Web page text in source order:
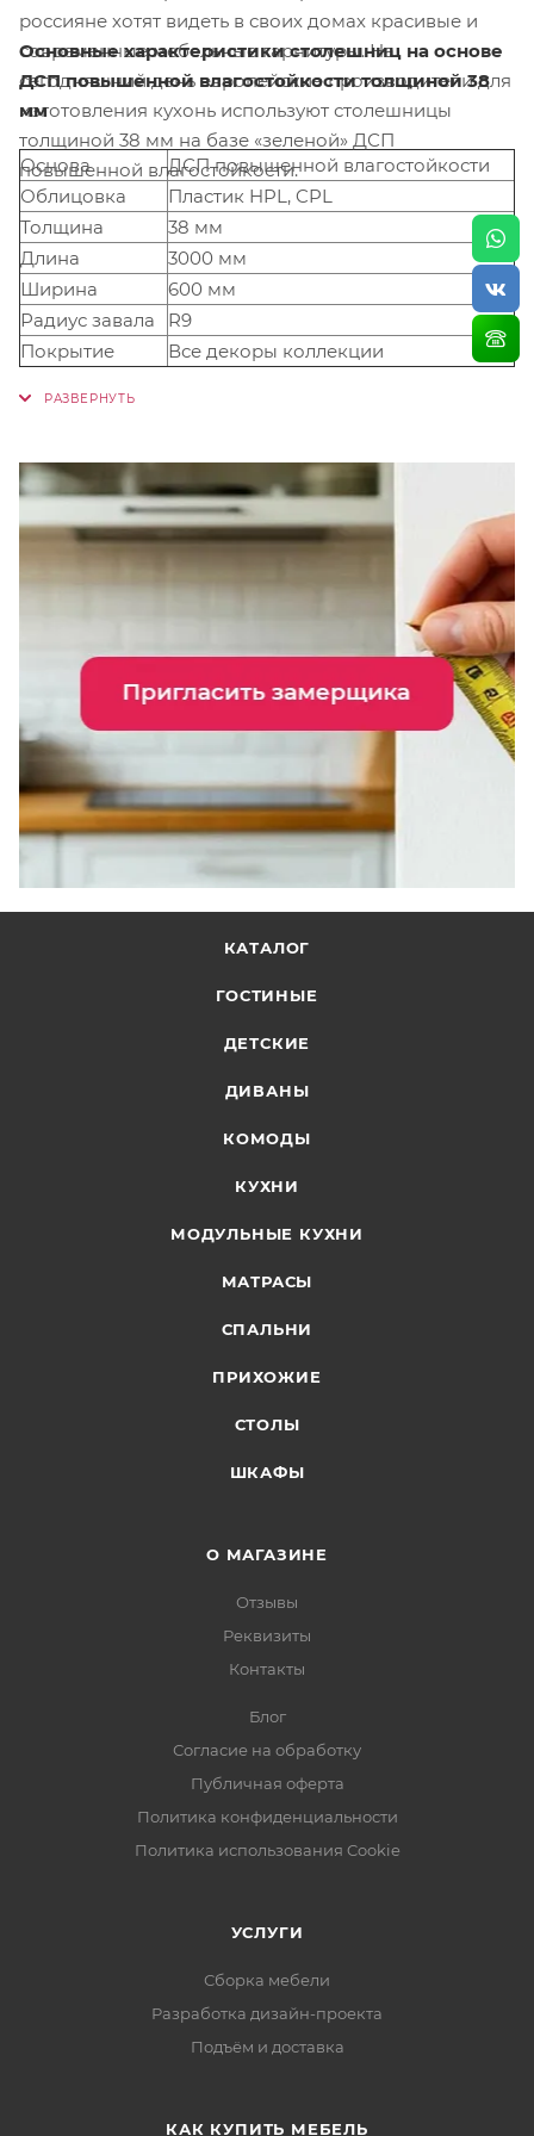
россияне хотят видеть в своих домах красивые и
современные мебельные гарнитуры. На
сегодняшний день европейские производители для
изготовления кухонь используют столешницы
толщиной 38 мм на базе «зеленой» ДСП
повышенной влагостойкости.
Основные характеристики столешниц на основе
ДСП повышенной влагостойкости толщиной 38
мм
Основа
ДСП повышенной влагостойкости
Облицовка
Пластик HPL, CPL
Толщина
38 мм
Длина
3000 мм
Ширина
600 мм
Радиус завала
R9
Покрытие
Все декоры коллекции
КАТАЛОГ
ГОСТИНЫЕ
ДЕТСКИЕ
ДИВАНЫ
КОМОДЫ
КУХНИ
МОДУЛЬНЫЕ КУХНИ
МАТРАСЫ
СПАЛЬНИ
ПРИХОЖИЕ
СТОЛЫ
ШКАФЫ
О МАГАЗИНЕ
Отзывы
Реквизиты
Контакты
Блог
Согласие на обработку
Публичная оферта
Политика конфиденциальности
Политика использования Cookie
УСЛУГИ
Сборка мебели
Разработка дизайн-проекта
Подъём и доставка
КАК КУПИТЬ МЕБЕЛЬ